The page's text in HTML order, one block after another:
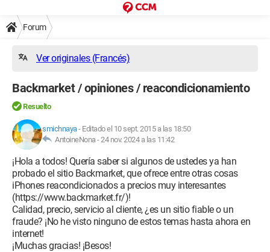
Forum
Ver originales (Francés)
Backmarket / opiniones / reacondicionamiento
Resuelto
smichnaya- Editado el 10 sept. 2015 a las 18:50
AntoineNona -24 nov. 2024 a las 11:42
¡Hola a todos! Quería saber si algunos de ustedes ya han
probado el sitio Backmarket, que ofrece entre otras cosas
iPhones reacondicionados a precios muy interesantes
(https://www.backmarket.fr/)!
Calidad, precio, servicio al cliente, ¿es un sitio fiable o un
fraude? ¡No he visto ninguno de estos temas hasta ahora en
internet!
¡Muchas gracias! ¡Besos!